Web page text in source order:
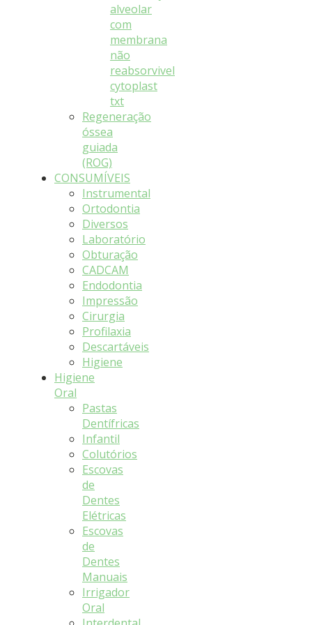
alveolar
com
membrana
não
reabsorvivel
cytoplast
txt
Regeneração
óssea
guiada
(ROG)
CONSUMÍVEIS
Instrumental
Ortodontia
Diversos
Laboratório
Obturação
CADCAM
Endodontia
Impressão
Cirurgia
Profilaxia
Descartáveis
Higiene
Higiene
Oral
Pastas
Dentífricas
Infantil
Colutórios
Escovas
de
Dentes
Elétricas
Escovas
de
Dentes
Manuais
Irrigador
Oral